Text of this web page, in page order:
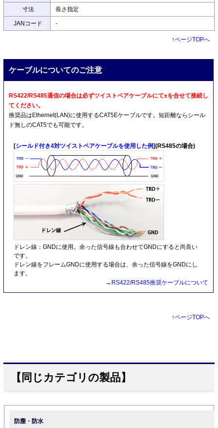
寸法 長さ指定
JANコード -
↑ページTOPへ
ケーブルについてのご注意
RS422/RS485通信の場合は必ずツイストペアケーブルにて±を合せて接続し
てください。
推奨品はEthernet(LAN)に使用するCAT5Eケーブルです。短距離ならシール
ド無しのCAT5でも可能です。
[シールド付き4対ツイストペアケーブルを使用した例](RS485の場合)
ドレン線：GNDに使用。余った信号線も合わせてGNDにすると尚良い
です。
ドレン線をフレームGNDに使用する場合は、余った信号線をGNDにし
ます。
→ RS422/RS485推奨ケーブルについて
↑ページTOPへ
【同じカテゴリの製品】
防塵・防水